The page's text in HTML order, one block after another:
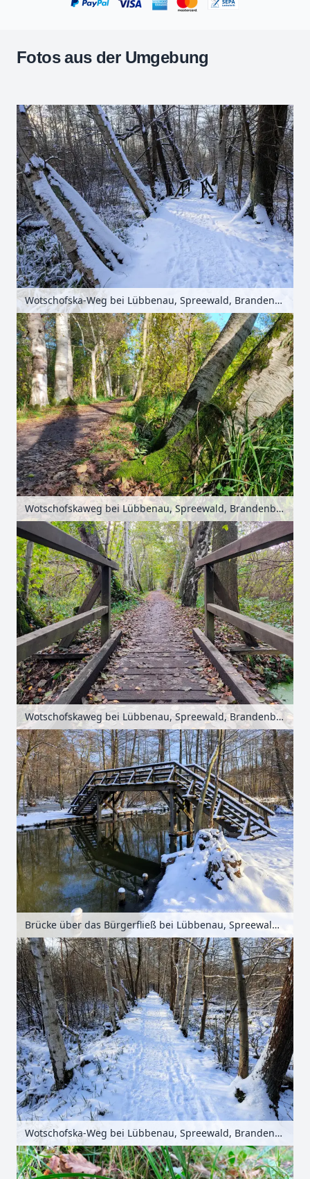
Fotos aus der Umgebung
+
−
Wotschofska-Weg bei Lübbenau, Spreewald, Brandenburg, Deutschland
Wotschofskaweg bei Lübbenau, Spreewald, Brandenburg, Deutschland
Wotschofskaweg bei Lübbenau, Spreewald, Brandenburg, Deutschland
Brücke über das Bürgerfließ bei Lübbenau, Spreewald, Brandenburg, Deutschland
Wotschofska-Weg bei Lübbenau, Spreewald, Brandenburg, Deutschland